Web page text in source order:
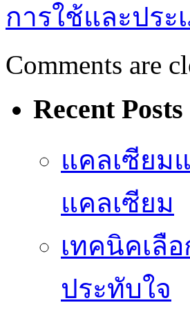
การใช้และปร
Comments are
Recent Posts
แคลเซียม
แคลเซียม
เทคนิคเลื
ประทับใจ